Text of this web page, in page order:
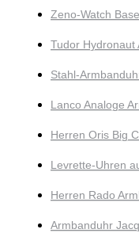
Zeno-Watch
Tudor Hydronaut
Stahl-
Lanco Analoge
Herren Oris Big
Levrette-Uhren
Herren Rado
Armbanduhr